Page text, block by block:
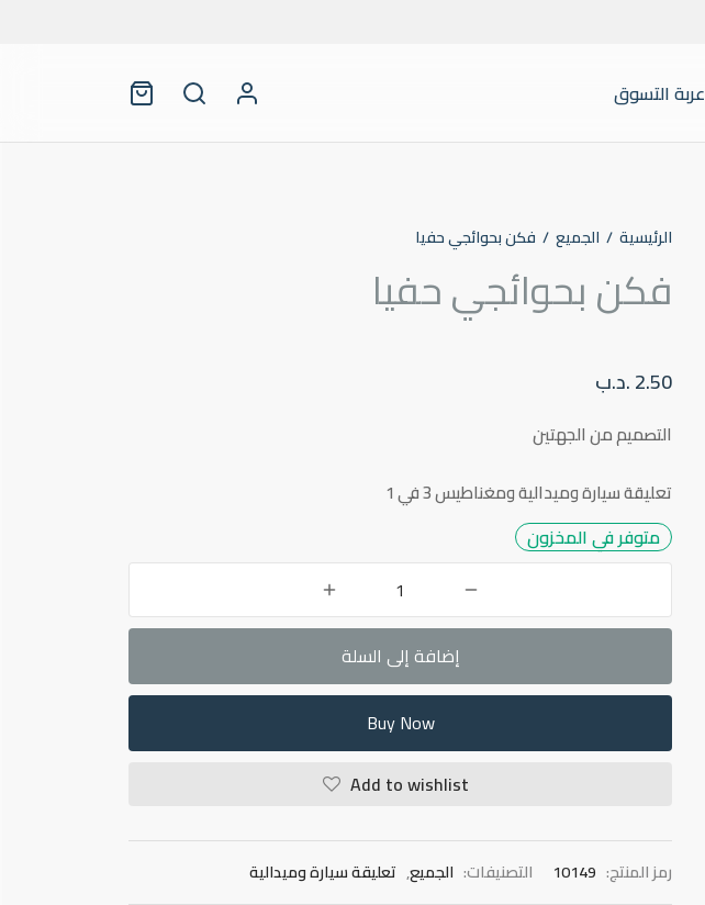
عربة التسوق
الرئيسية / الجميع / فكن بحوائجي حفيا
فكن بحوائجي حفيا
2.50.د.ب
التصميم من الجهتين
تعليقة سيارة وميدالية ومغناطيس 3 في 1
متوفر في المخزون
إضافة إلى السلة
Buy Now
Add to wishlist
رمز المنتج: 10149 التصنيفات: الجميع, تعليقة سيارة وميدالية